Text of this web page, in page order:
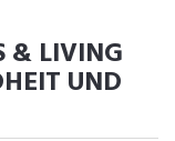
& LIVING
UND